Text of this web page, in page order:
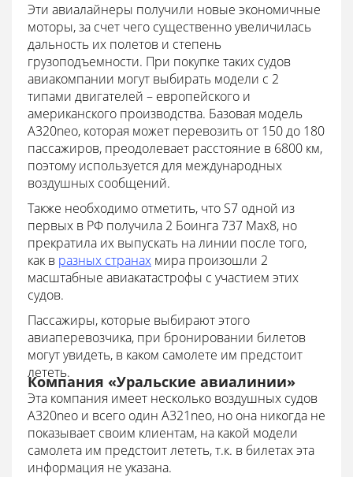
Эти авиалайнеры получили новые экономичные
моторы, за счет чего существенно увеличилась
дальность их полетов и степень
грузоподъемности. При покупке таких судов
авиакомпании могут выбирать модели с 2
типами двигателей – европейского и
американского производства. Базовая модель
А320neo, которая может перевозить от 150 до 180
пассажиров, преодолевает расстояние в 6800 км,
поэтому используется для международных
воздушных сообщений.
Также необходимо отметить, что S7 одной из
первых в РФ получила 2 Боинга 737 Max8, но
прекратила их выпускать на линии после того,
как в разных странах мира произошли 2
масштабные авиакатастрофы с участием этих
судов.
Пассажиры, которые выбирают этого
авиаперевозчика, при бронировании билетов
могут увидеть, в каком самолете им предстоит
лететь.
Компания «Уральские авиалинии»
Эта компания имеет несколько воздушных судов
А320neo и всего один А321neo, но она никогда не
показывает своим клиентам, на какой модели
самолета им предстоит лететь, т.к. в билетах эта
информация не указана.